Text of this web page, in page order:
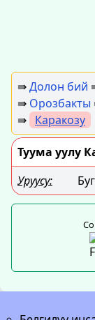
⇛Долон бий
⇛ Орозбакты
⇛ Каракозу
Туума уулу
Уруусу: